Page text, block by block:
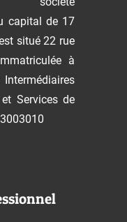
capital de 17
situé 22 rue
à
Intermédiaires
Services de